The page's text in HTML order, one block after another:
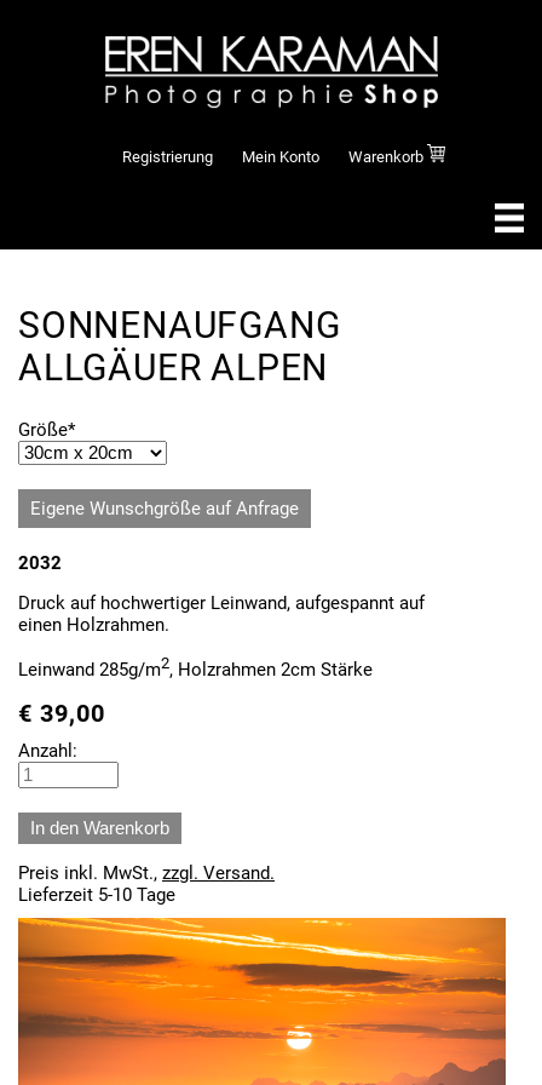
Registrierung Mein Konto Warenkorb
SONNENAUFGANG
ALLGÄUER ALPEN
Pflichtfeld
Größe*
Eigene Wunschgröße auf Anfrage
2032
Druck auf hochwertiger Leinwand, aufgespannt auf
einen Holzrahmen.
Leinwand 285g/m2, Holzrahmen 2cm Stärke
€ 39,00
Anzahl:
Preis inkl. MwSt., zzgl. Versand.
Lieferzeit 5-10 Tage